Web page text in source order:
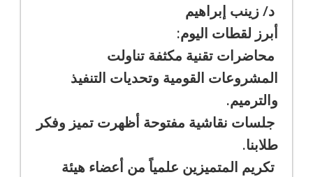
د/ زينب إبراهيم
أبرز لقطات اليوم:
محاضرات تقنية مكثفة تناولت
المشروعات القومية وتحديات التنفيذ
والترميم.
جلسات نقاشية مفتوحة أظهرت تميز وفكر
طلابنا.
تكريم المتميزين علمياً من أعضاء هيئة